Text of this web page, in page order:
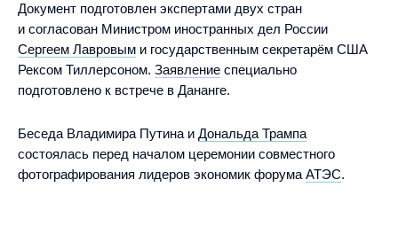
Документ подготовлен экспертами двух стран
и согласован Министром иностранных дел России
Сергеем Лавровым и государственным секретарём США
Рексом Тиллерсоном. Заявление специально
подготовлено к встрече в Дананге.
Беседа Владимира Путина и Дональда Трампа
состоялась перед началом церемонии совместного
фотографирования лидеров экономик форума АТЭС.